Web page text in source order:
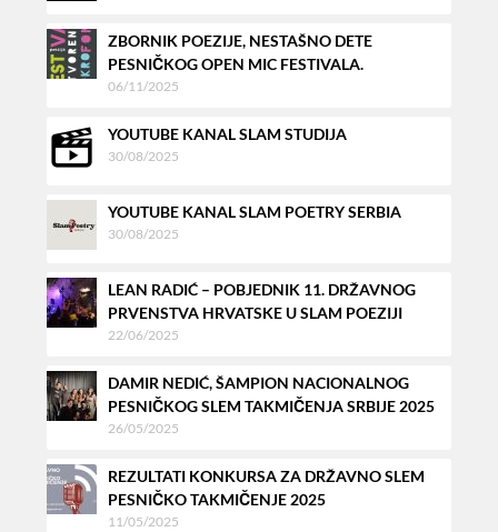
ZBORNIK POEZIJE, NESTAŠNO DETE
PESNIČKOG OPEN MIC FESTIVALA.
06/11/2025
YOUTUBE KANAL SLAM STUDIJA
30/08/2025
YOUTUBE KANAL SLAM POETRY SERBIA
30/08/2025
LEAN RADIĆ – POBJEDNIK 11. DRŽAVNOG
PRVENSTVA HRVATSKE U SLAM POEZIJI
22/06/2025
DAMIR NEDIĆ, ŠAMPION NACIONALNOG
PESNIČKOG SLEM TAKMIČENJA SRBIJE 2025
26/05/2025
REZULTATI KONKURSA ZA DRŽAVNO SLEM
PESNIČKO TAKMIČENJE 2025
11/05/2025